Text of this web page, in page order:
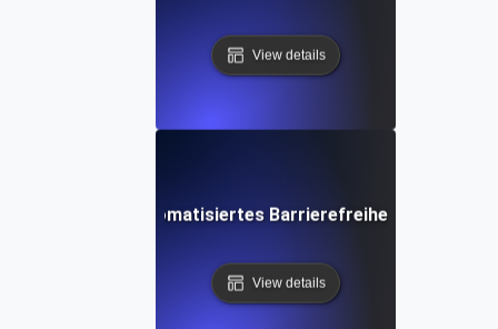
View details
Was ist automatisiertes Barrierefreiheits-Testing?
View details